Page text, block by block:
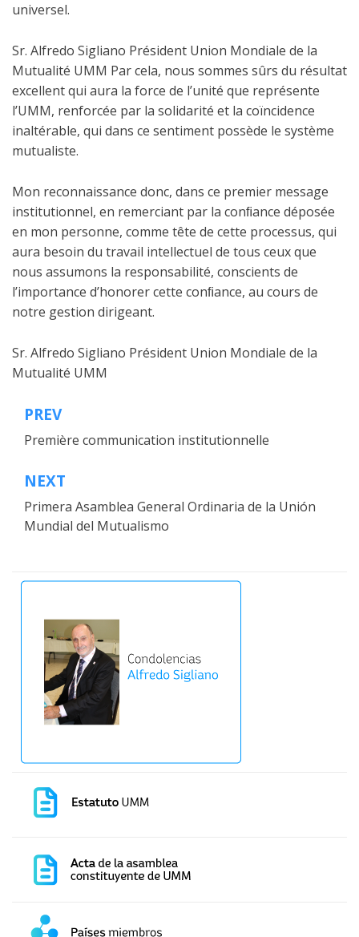
universel.
Sr. Alfredo Sigliano Président Union Mondiale de la
Mutualité UMM Par cela, nous sommes sûrs du résultat
excellent qui aura la force de l’unité que représente
l’UMM, renforcée par la solidarité et la coïncidence
inaltérable, qui dans ce sentiment possède le système
mutualiste.
Mon reconnaissance donc, dans ce premier message
institutionnel, en remerciant par la conﬁance déposée
en mon personne, comme tête de cette processus, qui
aura besoin du travail intellectuel de tous ceux que
nous assumons la responsabilité, conscients de
l’importance d’honorer cette conﬁance, au cours de
notre gestion dirigeant.
Sr. Alfredo Sigliano Président Union Mondiale de la
Mutualité UMM
Navegación
de
entradas
PREV
Première communication institutionnelle
NEXT
Primera Asamblea General Ordinaria de la Unión
Mundial del Mutualismo